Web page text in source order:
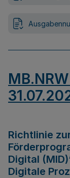
Richtlinie
Digital
Digitale